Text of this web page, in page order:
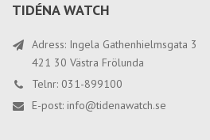
TIDÉNA WATCH
Adress: Ingela Gathenhielmsgata 3
421 30 Västra Frölunda
Telnr: 031-899100
E-post: info@tidenawatch.se